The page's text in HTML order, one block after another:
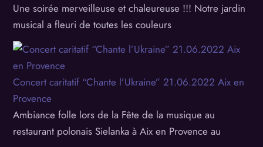
Une soirée merveilleuse et chaleureuse !!! Notre jardin
musical a fleuri de toutes les couleurs
Concert caritatif “Chante l’Ukraine” 21.06.2022 Aix en
Provence
Ambiance folle lors de la Fête de la musique au
restaurant polonais Sielanka à Aix en Provence au